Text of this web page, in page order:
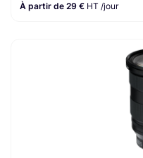
À partir de 29 € HT /jour